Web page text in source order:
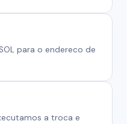
para o endereco de
a troca e